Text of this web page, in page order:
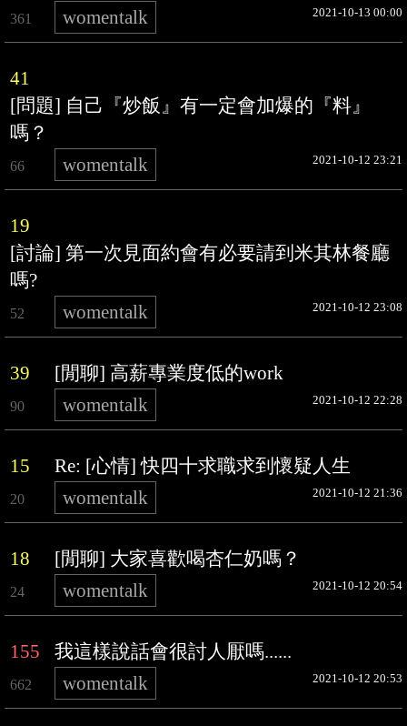
361 womentalk 2021-10-13 00:00
41
[問題] 自己『炒飯』有一定會加爆的『料』
嗎？
66 womentalk 2021-10-12 23:21
19
[討論] 第一次見面約會有必要請到米其林餐廳
嗎?
52 womentalk 2021-10-12 23:08
39 [閒聊] 高薪專業度低的work
90 womentalk 2021-10-12 22:28
15 Re: [心情] 快四十求職求到懷疑人生
20 womentalk 2021-10-12 21:36
18 [閒聊] 大家喜歡喝杏仁奶嗎？
24 womentalk 2021-10-12 20:54
155 我這樣說話會很討人厭嗎......
662 womentalk 2021-10-12 20:53